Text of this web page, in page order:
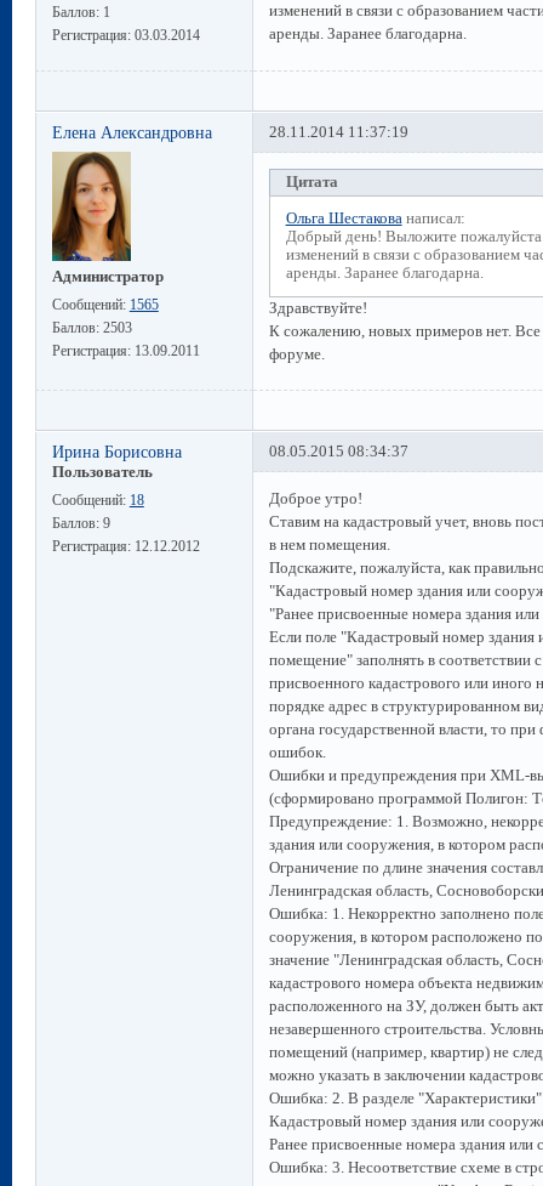
Баллов: 1
Регистрация: 03.03.2014
изменений в связи с образованием
аренды. Заранее благодарна.
Елена Александровна
Администратор
Сообщений: 1565
Баллов: 2503
Регистрация: 13.09.2011
28.11.2014 11:37:19
Цитата
Ольга Шестакованаписал:
Добрый день! Выложите пожалуйста
изменений в связи с образованием
аренды. Заранее благодарна.
Здравствуйте!
К сожалению, новых примеров нет.
форуме.
Ирина Борисовна
Пользователь
Сообщений: 18
Баллов: 9
Регистрация: 12.12.2012
08.05.2015 08:34:37
Доброе утро!
Ставим на кадастровый учет, вновь
в нем помещения.
Подскажите, пожалуйста, как
"Кадастровый номер здания или
"Ранее присвоенные номера здания
Если поле "Кадастровый номер
помещение" заполнять в соответствии
присвоенного кадастрового или
порядке адрес в структурированном
органа государственной власти, то
ошибок.
Ошибки и предупреждения при XML-
(сформировано программой Полигон:
Предупреждение: 1. Возможно,
здания или сооружения, в котором
Ограничение по длине значения
Ленинградская область,
Ошибка: 1. Некорректно заполнено
сооружения, в котором расположено
значение "Ленинградская область,
кадастрового номера объекта
расположенного на ЗУ, должен быть
незавершенного строительства.
помещений (например, квартир) не
можно указать в заключении
Ошибка: 2. В разделе
Кадастровый номер здания или
Ранее присвоенные номера здания
Ошибка: 3. Несоответствие схеме в